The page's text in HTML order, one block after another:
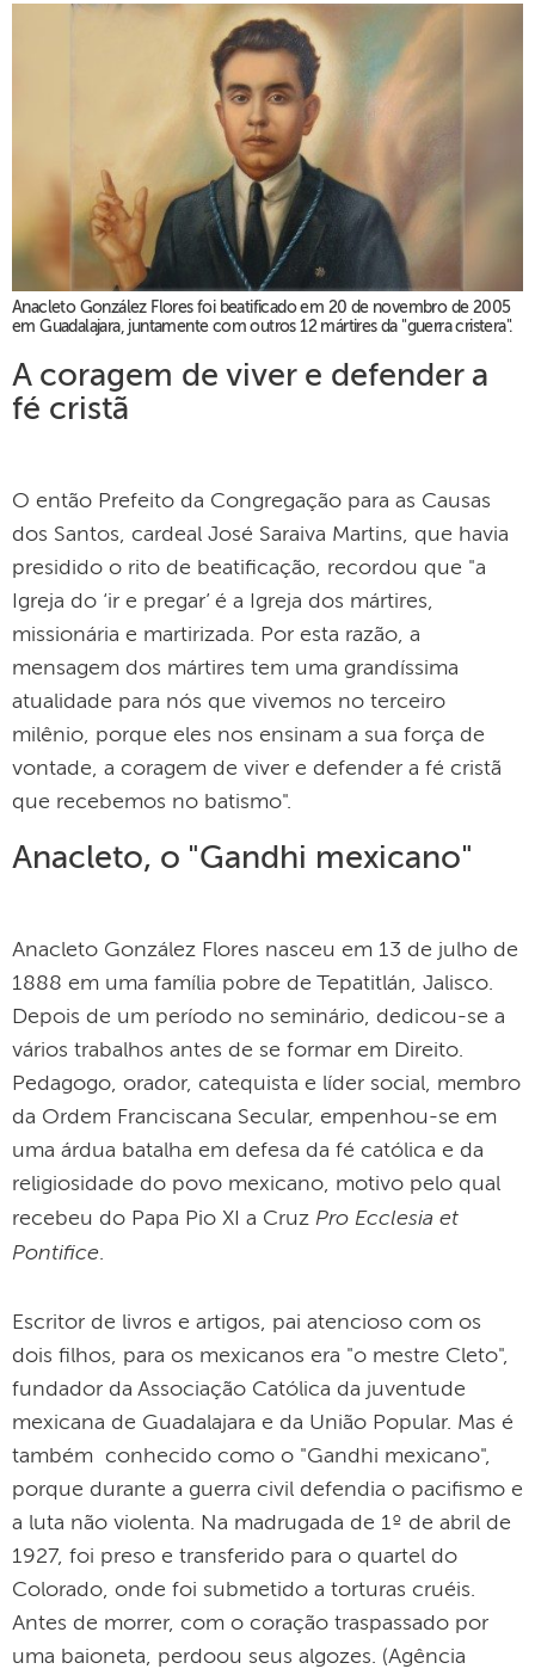
Anacleto González Flores foi beatificado em 20 de novembro de 2005
em Guadalajara, juntamente com outros 12 mártires da "guerra cristera".
A coragem de viver e defender a
fé cristã
O então Prefeito da Congregação para as Causas
dos Santos, cardeal José Saraiva Martins, que havia
presidido o rito de beatificação, recordou que "a
Igreja do ‘ir e pregar’ é a Igreja dos mártires,
missionária e martirizada. Por esta razão, a
mensagem dos mártires tem uma grandíssima
atualidade para nós que vivemos no terceiro
milênio, porque eles nos ensinam a sua força de
vontade, a coragem de viver e defender a fé cristã
que recebemos no batismo".
Anacleto, o "Gandhi mexicano"
Anacleto González Flores nasceu em 13 de julho de
1888 em uma família pobre de Tepatitlán, Jalisco.
Depois de um período no seminário, dedicou-se a
vários trabalhos antes de se formar em Direito.
Pedagogo, orador, catequista e líder social, membro
da Ordem Franciscana Secular, empenhou-se em
uma árdua batalha em defesa da fé católica e da
religiosidade do povo mexicano, motivo pelo qual
recebeu do Papa Pio XI a Cruz Pro Ecclesia et
Pontifice
Escritor de livros e artigos, pai atencioso com os
dois filhos, para os mexicanos era "o mestre Cleto",
fundador da Associação Católica da juventude
mexicana de Guadalajara e da União Popular. Mas é
também conhecido como o "Gandhi mexicano",
porque durante a guerra civil defendia o pacifismo e
a luta não violenta. Na madrugada de 1º de abril de
1927, foi preso e transferido para o quartel do
Colorado, onde foi submetido a torturas cruéis.
Antes de morrer, com o coração traspassado por
uma baioneta, perdoou seus algozes. (Agência